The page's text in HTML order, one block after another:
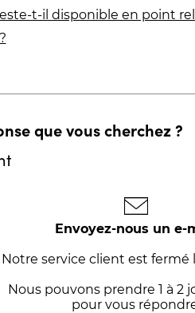
t-il disponible en point
que vous cherchez ?
Envoyez-nous un e-
Notre service client est fermé
Nous pouvons prendre 1 à 2
pour vous